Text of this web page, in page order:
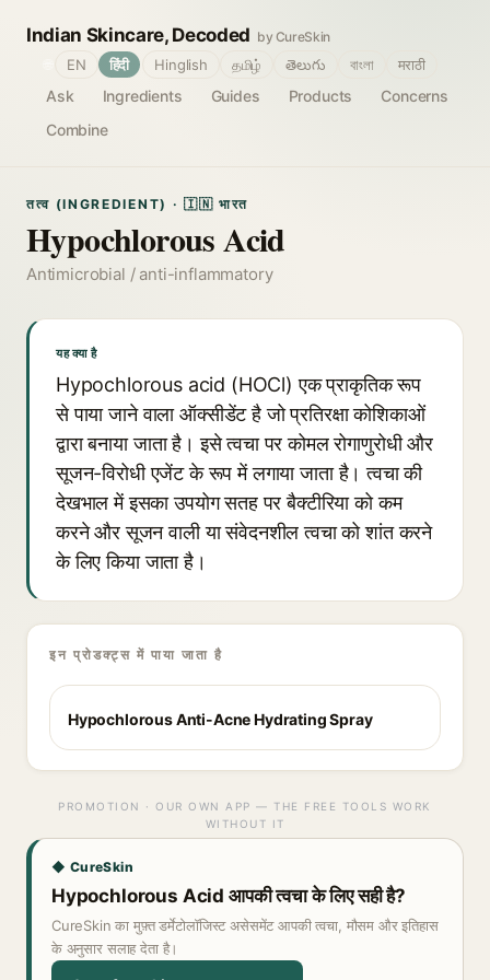
Indian Skincare, Decoded by CureSkin
Ask Ingredients Guides Products
Concerns
Combine
EN हिंदी Hinglish தமிழ் తెలుగు বাংলা मराठी
तत्व (INGREDIENT) · 🇮🇳 भारत
Hypochlorous Acid
Antimicrobial / anti-inflammatory
यह क्या है
Hypochlorous acid (HOCl) एक प्राकृतिक रूप
से पाया जाने वाला ऑक्सीडेंट है जो प्रतिरक्षा कोशिकाओं
द्वारा बनाया जाता है। इसे त्वचा पर कोमल रोगाणुरोधी और
सूजन-विरोधी एजेंट के रूप में लगाया जाता है। त्वचा की
देखभाल में इसका उपयोग सतह पर बैक्टीरिया को कम
करने और सूजन वाली या संवेदनशील त्वचा को शांत करने
के लिए किया जाता है।
इन प्रोडक्ट्स में पाया जाता है
Hypochlorous Anti-Acne Hydrating Spray
PROMOTION · OUR OWN APP — THE FREE TOOLS WORK
WITHOUT IT
◆ CureSkin
Hypochlorous Acid आपकी त्वचा के लिए सही है?
CureSkin का मुफ़्त डर्मेटोलॉजिस्ट असेसमेंट आपकी त्वचा, मौसम और इतिहास
के अनुसार सलाह देता है।